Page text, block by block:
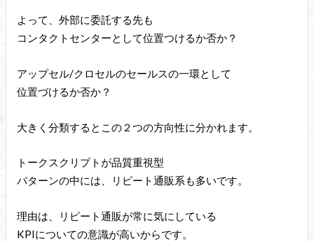
よって、外部に委託する先も
コンタクトセンターとして位置つけるか否か？
アップセル/クロセルのセールスの一環として
位置づけるか否か？
大きく分類するとこの２つの方向性に分かれます。
トークスクリプトが品質重視型
パターンの中には、リピート通販系も多いです。
理由は、リピート通販が常に気にしている
KPIについての意識が高いからです。